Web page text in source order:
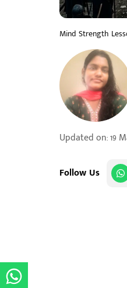
Mind Strength
Updated on:19
Follow Us